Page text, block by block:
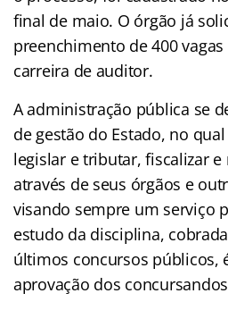
final de maio. O órgão já
preenchimento de 400
carreira de auditor.
A administração pública se
de gestão do Estado, no
legislar e tributar, fiscalizar
através de seus órgãos e
visando sempre um serviço
estudo da disciplina,
últimos concursos públicos,
aprovação dos